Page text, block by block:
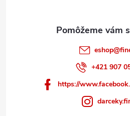
eshop@
+421 907
https://